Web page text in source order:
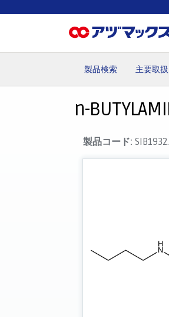
製品検索 主要取
n-
製品コード: